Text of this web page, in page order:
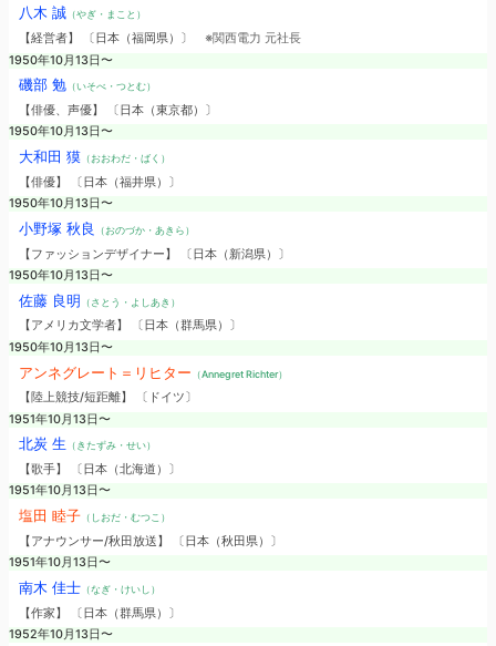
八木 誠（やぎ・まこと）
【経営者】 〔日本（福岡県）〕 ※関西電力 元社長
1950年10月13日〜
磯部 勉（いそべ・つとむ）
【俳優、声優】 〔日本（東京都）〕
1950年10月13日〜
大和田 獏（おおわだ・ばく）
【俳優】 〔日本（福井県）〕
1950年10月13日〜
小野塚 秋良 （おのづか・あきら）
【ファッションデザイナー】 〔日本（新潟県）〕
1950年10月13日〜
佐藤 良明 （さとう・よしあき）
【アメリカ文学者】 〔日本（群馬県）〕
1950年10月13日〜
アンネグレート＝リヒター （Annegret Richter）
【陸上競技/短距離】 〔ドイツ〕
1951年10月13日〜
北炭 生 （きたずみ・せい）
【歌手】 〔日本（北海道）〕
1951年10月13日〜
塩田 睦子（しおだ・むつこ）
【アナウンサー/秋田放送】 〔日本（秋田県）〕
1951年10月13日〜
南木 佳士（なぎ・けいし）
【作家】 〔日本（群馬県）〕
1952年10月13日〜